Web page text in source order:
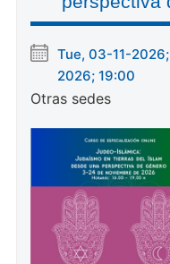
Tue, 03-11-
2026; 19:00
Otras sedes